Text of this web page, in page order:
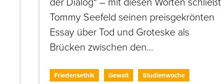
Tommy Seefeld seinen preisgekrönten
Essay über Tod und Groteske als
Brücken zwischen den…
Friedensethik Gewalt Studienwoche